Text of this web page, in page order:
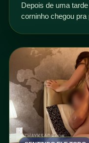
Depois de uma
corninho chegou pra